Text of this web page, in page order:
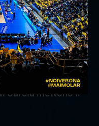
il campo e
in vantaggio (18-
e con Sapozhkov
di Rapha
e sul
set point (23-24).
Garcia mettono il